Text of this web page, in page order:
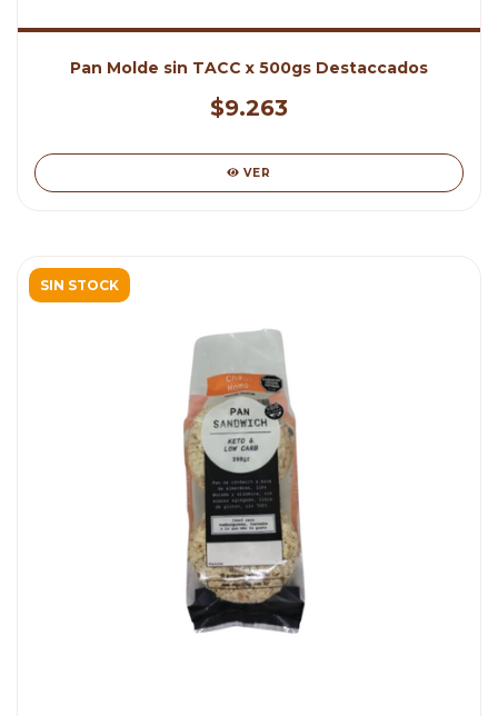
Pan Molde sin TACC x 500gs Destaccados
$9.263
VER
SIN STOCK